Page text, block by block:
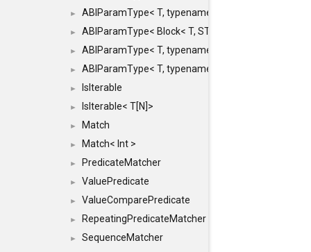
► ABIParamType< T, typename std::enable_if<
► ABIParamType< Block< T, STRIDED, MOVE > >
► ABIParamType< T, typename std::enable_if<
► ABIParamType< T, typename std::enable_if<
► IsIterable
► IsIterable< T[N]>
► Match
► Match< Int >
► PredicateMatcher
► ValuePredicate
► ValueComparePredicate
► RepeatingPredicateMatcher
►
SequenceMatcher